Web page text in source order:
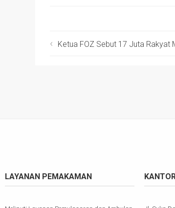
Ketua FOZ Sebut 17 Juta Rakyat
LAYANAN PEMAKAMAN